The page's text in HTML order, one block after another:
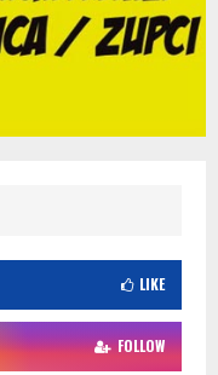
LIKE
FOLLOW